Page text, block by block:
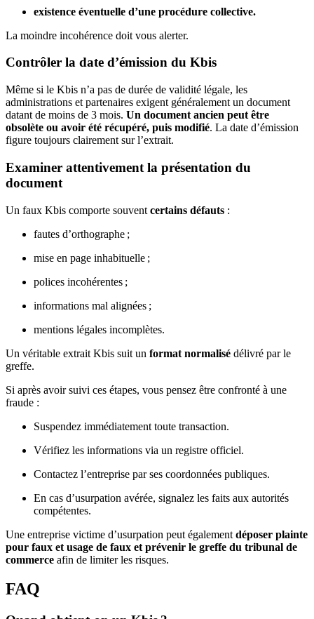
existence éventuelle d’une procédure collective.
La moindre incohérence doit vous alerter.
Contrôler la date d’émission du Kbis
Même si le Kbis n’a pas de durée de validité légale, les
administrations et partenaires exigent généralement un document
datant de moins de 3 mois. Un document ancien peut être
obsolète ou avoir été récupéré, puis modifié. La date d’émission
figure toujours clairement sur l’extrait.
Examiner attentivement la présentation du
document
Un faux Kbis comporte souvent certains défauts :
fautes d’orthographe ;
mise en page inhabituelle ;
polices incohérentes ;
informations mal alignées ;
mentions légales incomplètes.
Un véritable extrait Kbis suit un format normalisé délivré par le
greffe.
Si après avoir suivi ces étapes, vous pensez être confronté à une
fraude :
Suspendez immédiatement toute transaction.
Vérifiez les informations via un registre officiel.
Contactez l’entreprise par ses coordonnées publiques.
En cas d’usurpation avérée, signalez les faits aux autorités
compétentes.
Une entreprise victime d’usurpation peut également déposer plainte
pour faux et usage de faux et prévenir le greffe du tribunal de
commerce afin de limiter les risques.
FAQ